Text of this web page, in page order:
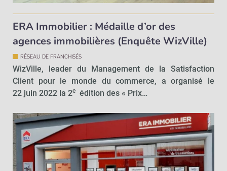
ERA Immobilier : Médaille d’or des
agences immobilières (Enquête WizVille)
RÉSEAU DE FRANCHISÉS
WizVille, leader du Management de la Satisfaction
Client pour le monde du commerce, a organisé le
22 juin 2022 la 2e édition des « Prix…